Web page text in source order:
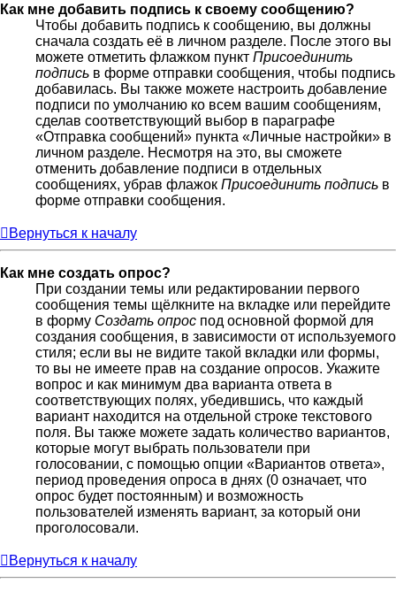
Как мне добавить подпись к своему сообщению?
Чтобы добавить подпись к сообщению, вы должны
сначала создать её в личном разделе. После этого вы
можете отметить флажком пункт Присоединить
подпись в форме отправки сообщения, чтобы подпись
добавилась. Вы также можете настроить добавление
подписи по умолчанию ко всем вашим сообщениям,
сделав соответствующий выбор в параграфе
«Отправка сообщений» пункта «Личные настройки» в
личном разделе. Несмотря на это, вы сможете
отменить добавление подписи в отдельных
сообщениях, убрав флажок Присоединить подпись в
форме отправки сообщения.
Вернуться к началу
Как мне создать опрос?
При создании темы или редактировании первого
сообщения темы щёлкните на вкладке или перейдите
в форму Создать опрос под основной формой для
создания сообщения, в зависимости от используемого
стиля; если вы не видите такой вкладки или формы,
то вы не имеете прав на создание опросов. Укажите
вопрос и как минимум два варианта ответа в
соответствующих полях, убедившись, что каждый
вариант находится на отдельной строке текстового
поля. Вы также можете задать количество вариантов,
которые могут выбрать пользователи при
голосовании, с помощью опции «Вариантов ответа»,
период проведения опроса в днях (0 означает, что
опрос будет постоянным) и возможность
пользователей изменять вариант, за который они
проголосовали.
Вернуться к началу